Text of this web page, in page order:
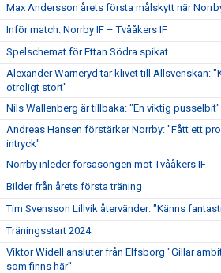
Max Andersson årets första målskytt när
Inför match: Norrby IF – Tvååkers IF
Spelschemat för Ettan Södra spikat
Alexander Warneryd tar klivet till Allsvenskan:
otroligt stort"
Nils Wallenberg är tillbaka: "En viktig pusselbit"
Andreas Hansen förstärker Norrby: "Fått ett
intryck"
Norrby inleder försäsongen mot Tvååkers IF
Bilder från årets första träning
Tim Svensson Lillvik återvänder: "Känns
Träningsstart 2024
Viktor Widell ansluter från Elfsborg "Gillar
som finns här"